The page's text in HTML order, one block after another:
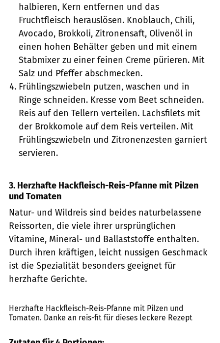
halbieren, Kern entfernen und das
Fruchtfleisch herauslösen. Knoblauch, Chili,
Avocado, Brokkoli, Zitronensaft, Olivenöl in
einen hohen Behälter geben und mit einem
Stabmixer zu einer feinen Creme pürieren. Mit
Salz und Pfeffer abschmecken.
Frühlingszwiebeln putzen, waschen und in
Ringe schneiden. Kresse vom Beet schneiden.
Reis auf den Tellern verteilen. Lachsfilets mit
der Brokkomole auf dem Reis verteilen. Mit
Frühlingszwiebeln und Zitronenzesten garniert
servieren.
3. Herzhafte Hackfleisch-Reis-Pfanne mit Pilzen
und Tomaten
Natur- und Wildreis sind beides naturbelassene
Reissorten, die viele ihrer ursprünglichen
Vitamine, Mineral- und Ballaststoffe enthalten.
Durch ihren kräftigen, leicht nussigen Geschmack
ist die Spezialität besonders geeignet für
herzhafte Gerichte.
Herzhafte Hackfleisch-Reis-Pfanne mit Pilzen und
Tomaten. Danke an reis-fit für dieses leckere Rezept